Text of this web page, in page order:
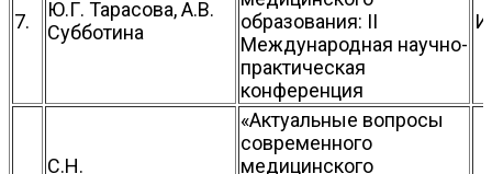
7.
Ю.Г. Тарасова, А.В.
Субботина
образования: II
Международная научно-
практическая
конференция
С.Н.
«Актуальные вопросы
современного
медицинского